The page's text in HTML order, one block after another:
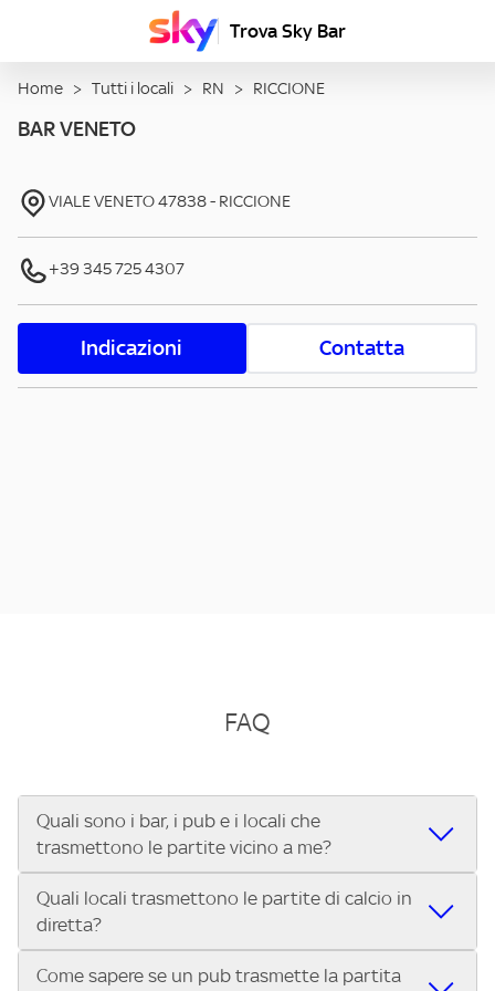
Trova Sky Bar
Home > Tutti i locali > RN > RICCIONE
BAR VENETO
VIALE VENETO47838- RICCIONE
+39 345 725 4307
Indicazioni Contatta
FAQ
Quali sono i bar, i pub e i locali che
trasmettono le partite vicino a me?
Se cerchi un bar, pub, ristorante o locale vicino a te per
vedere le partite di Serie A ENILIVE, la Serie C Sky Wifi, la
UEFA Champions League, la UEFA Europa League, la UEFA
Conference League, il Tennis, la Formula 1®, la MotoGP™ e
Quali locali trasmettono le partite di calcio in
diretta?
Vuoi sapere quali bar, pub o ristoranti mostrano le partite
Come sapere se un pub trasmette la partita